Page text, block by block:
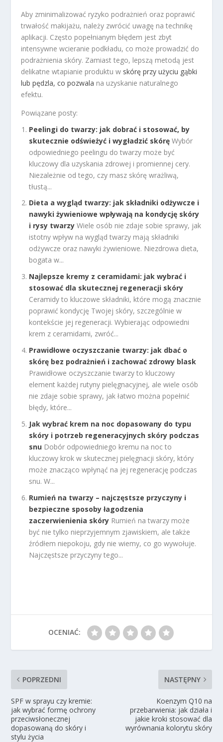
Aby zminimalizować ryzyko podrażnień oraz poprawić
trwałość makijażu, należy zwrócić uwagę na technikę
aplikacji. Często popełnianym błędem jest zbyt
intensywne wcieranie podkładu, co może prowadzić do
podrażnienia skóry. Zamiast tego, lepszą metodą jest
delikatne wtapianie produktu w skórę przy użyciu gąbki
lub pędzla, co pozwala na uzyskanie naturalnego
efektu.
Powiązane posty:
Peelingi do twarzy: jak dobrać i stosować, by
skutecznie odświeżyć i wygładzić skórę Wybór
odpowiedniego peelingu do twarzy może być
kluczowy dla uzyskania zdrowej i promiennej cery.
Niezależnie od tego, czy masz skórę wrażliwą,
tłustą...
Dieta a wygląd twarzy: jak składniki odżywcze i
nawyki żywieniowe wpływają na kondycję skóry
i rysy twarzy Wiele osób nie zdaje sobie sprawy, jak
istotny wpływ na wygląd twarzy mają składniki
odżywcze oraz nawyki żywieniowe. Niezdrowa dieta,
bogata w...
Najlepsze kremy z ceramidami: jak wybrać i
stosować dla skutecznej regeneracji skóry
Ceramidy to kluczowe składniki, które mogą znacznie
poprawić kondycję Twojej skóry, szczególnie w
kontekście jej regeneracji. Wybierając odpowiedni
krem z ceramidami, zwróć...
Prawidłowe oczyszczanie twarzy: jak dbać o
skórę bez podrażnień i zachować zdrowy blask
Prawidłowe oczyszczanie twarzy to kluczowy
element każdej rutyny pielęgnacyjnej, ale wiele osób
nie zdaje sobie sprawy, jak łatwo można popełnić
błędy, które...
Jak wybrać krem na noc dopasowany do typu
skóry i potrzeb regeneracyjnych skóry podczas
snu Dobór odpowiedniego kremu na noc to
kluczowy krok w skutecznej pielęgnacji skóry, który
może znacząco wpłynąć na jej regenerację podczas
snu. W...
Rumień na twarzy – najczęstsze przyczyny i
bezpieczne sposoby łagodzenia
zaczerwienienia skóry Rumień na twarzy może
być nie tylko nieprzyjemnym zjawiskiem, ale także
źródłem niepokoju, gdy nie wiemy, co go wywołuje.
Najczęstsze przyczyny tego...
OCENIAĆ:
POPRZEDNI
SPF w sprayu czy kremie:
jak wybrać formę ochrony
przeciwsłonecznej
dopasowaną do skóry i
stylu życia
NASTĘPNY
Koenzym Q10 na
przebarwienia: jak działa i
jakie kroki stosować dla
wyrównania kolorytu skóry